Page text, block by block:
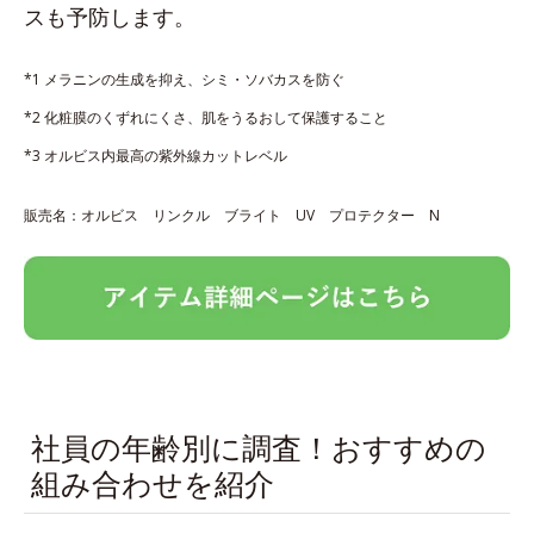
スも予防します。
*1 メラニンの生成を抑え、シミ・ソバカスを防ぐ
*2 化粧膜のくずれにくさ、肌をうるおして保護すること
*3 オルビス内最高の紫外線カットレベル
販売名：オルビス リンクル ブライト UV プロテクター N
社員の年齢別に調査！おすすめの
組み合わせを紹介